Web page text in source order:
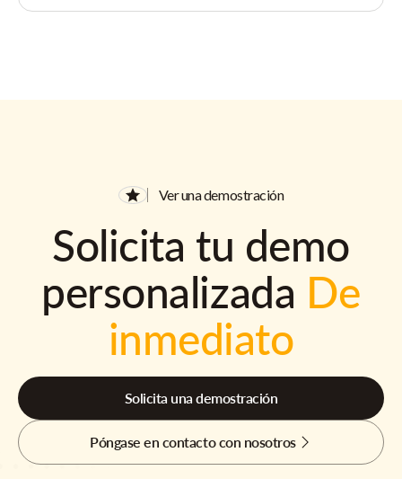
Ver una demostración
Solicita tu demo
personalizada De
inmediato
Solicita una demostración
Póngase en contacto con nosotros